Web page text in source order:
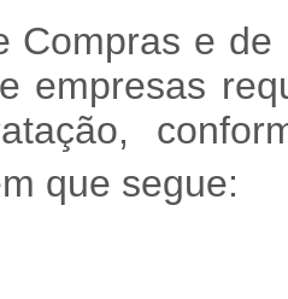
Compras e
empresas
que segue: